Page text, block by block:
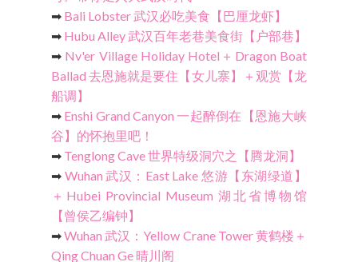
➡ Bali Lobster 武汉必吃美食【巴厘龙虾】
➡ Hubu Alley 武汉百年老巷美食街【户部巷】
➡ Nv'er Village Holiday Hotel＋Dragon Boat
Ballad 去恩施就是要住【女儿寨】＋观赏【龙
船调】
➡ Enshi Grand Canyon 一起醉倒在【恩施大峡
谷】的怀抱里吧！
➡ Tenglong Cave 世界特级洞穴之【腾龙洞】
➡ Wuhan 武汉：East Lake 悠游【东湖绿道】
＋Hubei Provincial Museum 湖北省博物馆
【曾侯乙编钟】
➡Wuhan 武汉：Yellow Crane Tower 黄鹤楼＋
Qing Chuan Ge 晴川阁